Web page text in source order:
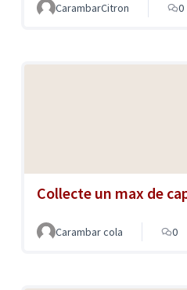
CarambarCitron 0
Collecte un max de
Carambar cola 0